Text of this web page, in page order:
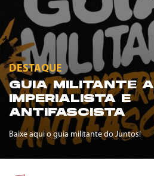
DESTAQUE
GUIA MILITANTE
IMPERIALISTA E
ANTIFASCISTA
Baixe aqui o guia militante do Juntos!